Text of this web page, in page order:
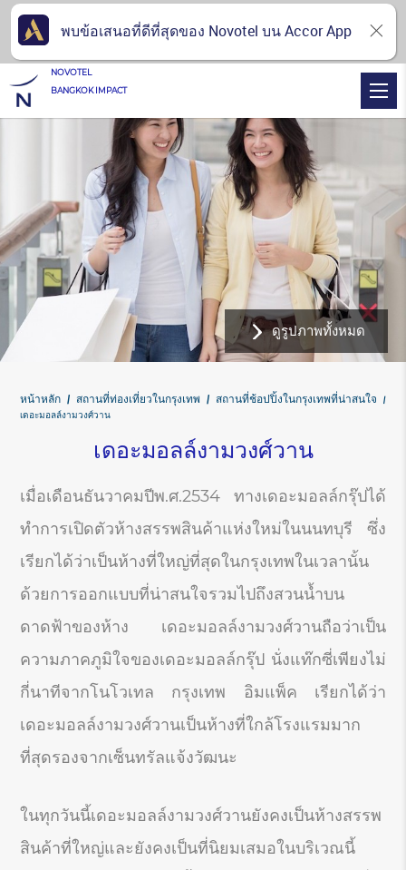
ดูรูปภาพทั้งหมด
หน้าหลัก สถานที่ท่องเที่ยวในกรุงเทพ สถานที่ช้อปปิ้งในกรุงเทพที่น่าสนใจ
เดอะมอลล์งามวงศ์วาน
เดอะมอลล์งามวงศ์วาน
เมื่อเดือนธันวาคมปีพ.ศ.2534 ทางเดอะมอลล์กรุ๊ปได้
ทำการเปิดตัวห้างสรรพสินค้าแห่งใหม่ในนนทบุรี ซึ่ง
เรียกได้ว่าเป็นห้างที่ใหญ่ที่สุดในกรุงเทพในเวลานั้น
ด้วยการออกแบบที่น่าสนใจรวมไปถึงสวนน้ำบน
ดาดฟ้าของห้าง เดอะมอลล์งามวงศ์วานถือว่าเป็น
ความภาคภูมิใจของเดอะมอลล์กรุ๊ป นั่งแท๊กซี่เพียงไม่
กี่นาทีจากโนโวเทล กรุงเทพ อิมแพ็ค เรียกได้ว่า
เดอะมอลล์งามวงศ์วานเป็นห้างที่ใกล้โรงแรมมาก
ที่สุดรองจากเซ็นทรัลแจ้งวัฒนะ
ในทุกวันนี้เดอะมอลล์งามวงศ์วานยังคงเป็นห้างสรรพ
สินค้าที่ใหญ่และยังคงเป็นที่นิยมเสมอในบริเวณนี้
NOVOTEL
BANGKOK IMPACT
พบข้อเสนอที่ดีที่สุดของ Novotel บน Accor App